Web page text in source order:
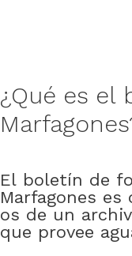
¿Qué es el
Marfagones
El boletín de
Marfagones es
os de un
que provee